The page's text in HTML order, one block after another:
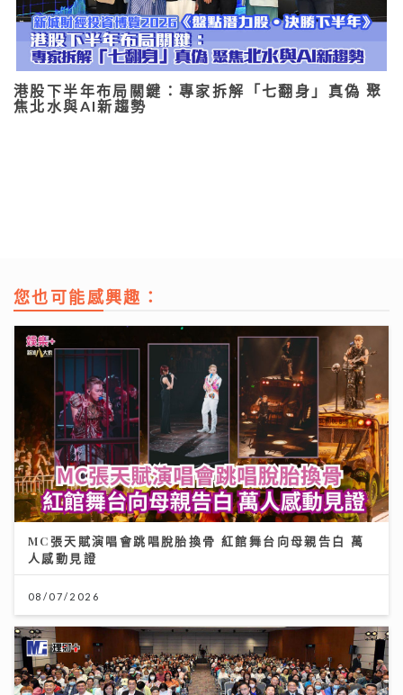
港股下半年布局關鍵：專家拆解「七翻身」真偽 聚
焦北水與AI新趨勢
您也可能感興趣：
MC張天賦演唱會跳唱脫胎換骨 紅館舞台向母親告白 萬
人感動見證
08/07/2026